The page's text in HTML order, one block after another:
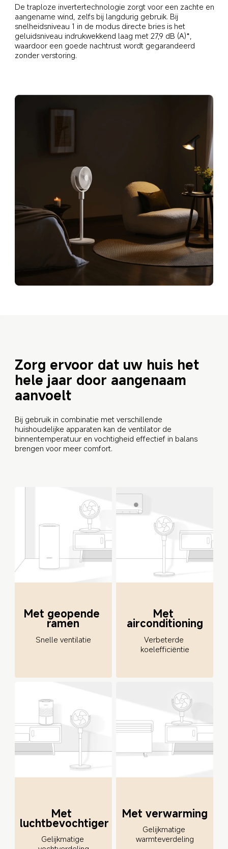
De traploze invertertechnologie zorgt voor een zachte en
aangename wind, zelfs bij langdurig gebruik. Bij
snelheidsniveau 1 in de modus directe bries is het
geluidsniveau indrukwekkend laag met 27,9 dB (A)*,
waardoor een goede nachtrust wordt gegarandeerd
zonder verstoring.
Zorg ervoor dat uw huis het
hele jaar door aangenaam
aanvoelt
Bij gebruik in combinatie met verschillende
huishoudelijke apparaten kan de ventilator de
binnentemperatuur en vochtigheid effectief in balans
brengen voor meer comfort.
Met geopende
ramen
Snelle ventilatie
Met
airconditioning
Verbeterde
koelefficiëntie
Met
luchtbevochtiger
Gelijkmatige
Met verwarming
Gelijkmatige
warmteverdeling